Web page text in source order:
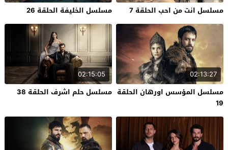
مسلسل انت من احب الحلقة 7
مسلسل الخليفة الحلقة 26
02:13:27
مسلسل المؤسس اورهان الحلقة
19
02:15:05
مسلسل حلم اشرف الحلقة 38